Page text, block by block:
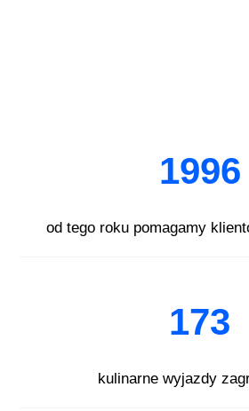
1996
od tego roku pomagamy
173
kulinarne wyjazdy